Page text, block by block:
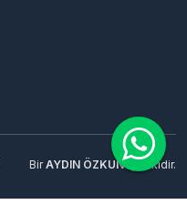
BirAYDIN ÖZKUNİştirakidir.